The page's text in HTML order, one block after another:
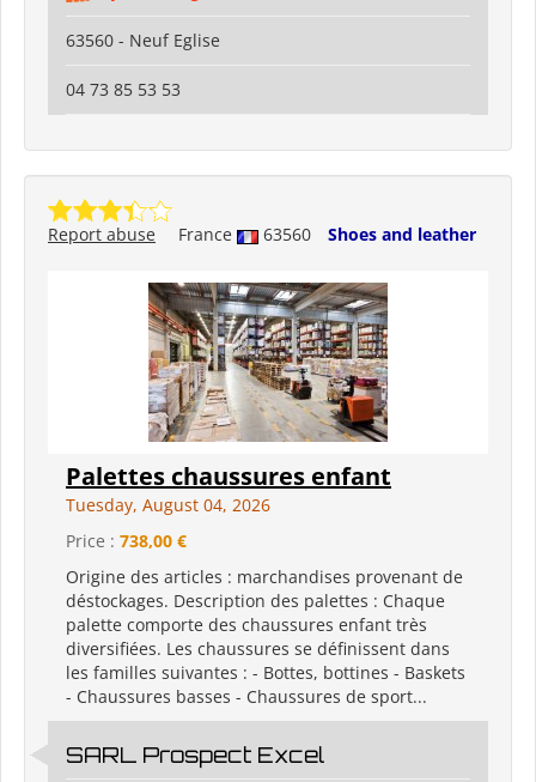
63560 - Neuf Eglise
04 73 85 53 53
France 63560 Shoes and leather
Report abuse
Palettes chaussures enfant
Tuesday, August 04, 2026
Price : 738,00 €
Origine des articles : marchandises provenant de
déstockages. Description des palettes : Chaque
palette comporte des chaussures enfant très
diversifiées. Les chaussures se définissent dans
les familles suivantes : - Bottes, bottines - Baskets
- Chaussures basses - Chaussures de sport...
SARL Prospect Excel